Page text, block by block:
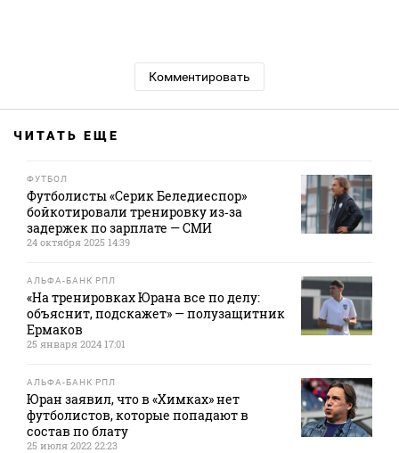
Комментировать
ЧИТАТЬ ЕЩЕ
ФУТБОЛ
Футболисты «Серик Беледиеспор»
бойкотировали тренировку из‑за
задержек по зарплате — СМИ
24 октября 2025 14:39
АЛЬФА-БАНК РПЛ
«На тренировках Юрана все по делу:
объяснит, подскажет» — полузащитник
Ермаков
25 января 2024 17:01
АЛЬФА-БАНК РПЛ
Юран заявил, что в «Химках» нет
футболистов, которые попадают в
состав по блату
25 июля 2022 22:23